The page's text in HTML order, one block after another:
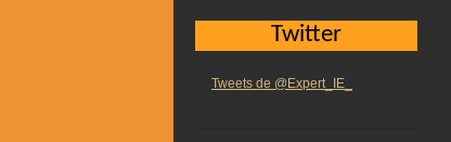
Twitter
Tweets de @Expert_IE_